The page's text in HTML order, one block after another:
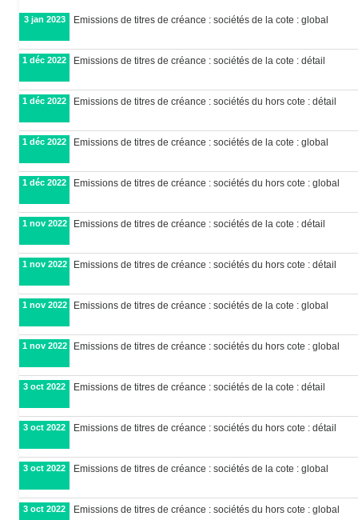
3 jan 2023 Emissions de titres de créance : sociétés de la cote : global
1 déc 2022 Emissions de titres de créance : sociétés de la cote : détail
1 déc 2022 Emissions de titres de créance : sociétés du hors cote : détail
1 déc 2022 Emissions de titres de créance : sociétés de la cote : global
1 déc 2022 Emissions de titres de créance : sociétés du hors cote : global
1 nov 2022 Emissions de titres de créance : sociétés de la cote : détail
1 nov 2022 Emissions de titres de créance : sociétés du hors cote : détail
1 nov 2022 Emissions de titres de créance : sociétés de la cote : global
1 nov 2022 Emissions de titres de créance : sociétés du hors cote : global
3 oct 2022 Emissions de titres de créance : sociétés de la cote : détail
3 oct 2022 Emissions de titres de créance : sociétés du hors cote : détail
3 oct 2022 Emissions de titres de créance : sociétés de la cote : global
3 oct 2022 Emissions de titres de créance : sociétés du hors cote : global